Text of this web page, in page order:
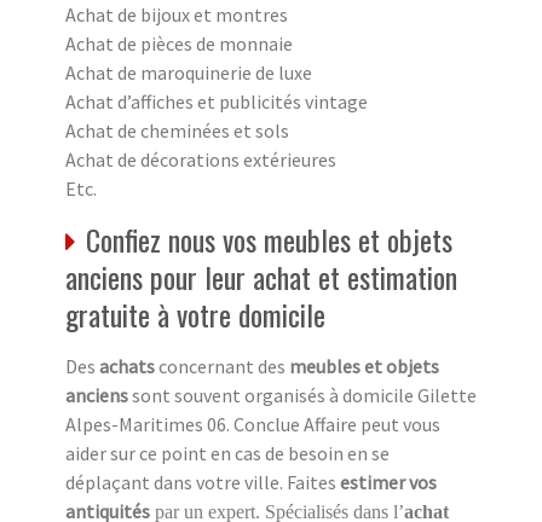
Achat de bijoux et montres
Achat de pièces de monnaie
Achat de maroquinerie de luxe
Achat d’affiches et publicités vintage
Achat de cheminées et sols
Achat de décorations extérieures
Etc.
Confiez nous vos meubles et objets
anciens pour leur achat et estimation
gratuite à votre domicile
Des achatsconcernant des meubles et objets
ancienssont souvent organisés à domicile Gilette
Alpes-Maritimes 06. Conclue Affaire peut vous
aider sur ce point en cas de besoin en se
déplaçant dans votre ville. Faites estimer vos
antiquités par un expert. Spécialisés dans l’achat